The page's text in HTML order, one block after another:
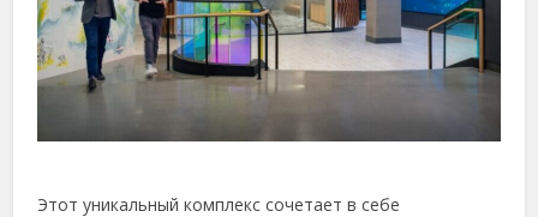
Этот уникальный комплекс сочетает в себе